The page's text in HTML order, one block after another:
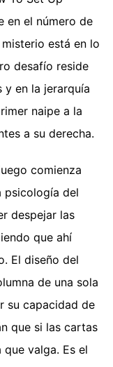
en el número de
está en lo
desafío reside
y en la jerarquía
naipe a la
a su derecha.
comienza
psicología del
despejar las
que ahí
El diseño del
de una sola
su capacidad de
que si las cartas
valga. Es el